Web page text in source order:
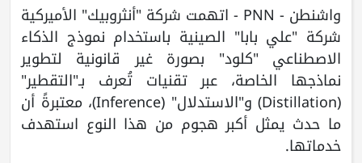
واشنطن - PNN - اتهمت شركة "أنثروبيك" الأميركية
شركة "علي بابا" الصينية باستخدام نموذج الذكاء
الاصطناعي "كلود" بصورة غير قانونية لتطوير
نماذجها الخاصة، عبر تقنيات تُعرف بـ"التقطير"
(Distillation) و"الاستدلال" (Inference)، معتبرةً أن
ما حدث يمثل أكبر هجوم من هذا النوع استهدف
خدماتها.